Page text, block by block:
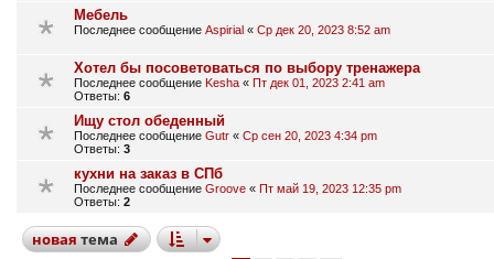
Мебель
Последнее сообщение Aspirial « Ср дек 20, 2023 8:52 am
Хотел бы посоветоваться по выбору тренажера
Последнее сообщение Kesha « Пт дек 01, 2023 2:41 am
Ответы: 6
Ищу стол обеденный
Последнее сообщение Gutr « Ср сен 20, 2023 4:34 pm
Ответы: 3
кухни на заказ в СПб
Последнее сообщение Groove « Пт май 19, 2023 12:35 pm
Ответы: 2
новаятема